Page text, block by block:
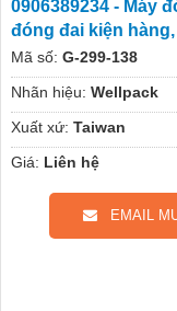
0906389234 - Máy
đóng đai kiện
Mã số: G-299-138
Nhãn hiệu: Wellpack
Xuất xứ: Taiwan
Giá: Liên hệ
EMAIL